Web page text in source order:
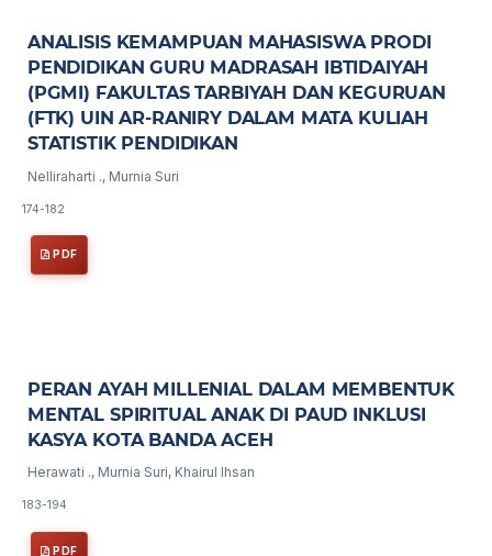
ANALISIS KEMAMPUAN MAHASISWA PRODI
PENDIDIKAN GURU MADRASAH IBTIDAIYAH
(PGMI) FAKULTAS TARBIYAH DAN KEGURUAN
(FTK) UIN AR-RANIRY DALAM MATA KULIAH
STATISTIK PENDIDIKAN
Nelliraharti ., Murnia Suri
174-182
PDF
PERAN AYAH MILLENIAL DALAM MEMBENTUK
MENTAL SPIRITUAL ANAK DI PAUD INKLUSI
KASYA KOTA BANDA ACEH
Herawati ., Murnia Suri, Khairul Ihsan
183-194
PDF